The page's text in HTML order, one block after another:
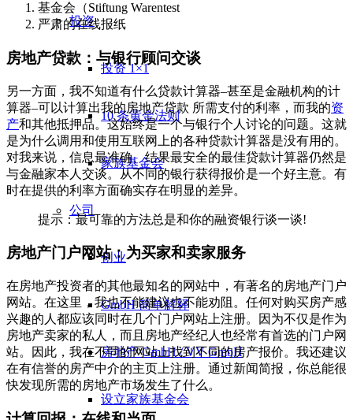
投资
投资 1×1
10 条黄金法则
家族基金会
公司
创业
GmbH 简单解释
房地产 GmbH / VV GmbH
设立家族基金会
基金会（Stiftung Warentest
严肃的在线报纸
房地产贷款：与银行顾问交谈
另一方面，我不知道有什么贷款计算器–甚至是金融机构的计
算器–可以计算出我的房地产贷款 所需支付的利率，而我的资
产和其他抵押品。这始终是一个与银行个人讨论的问题。这就
是为什么调用和使用互联网上的各种贷款计算器是没有用的。
对我来说，信息最准确、结果最安全的最佳贷款计算器仍然是
与金融家本人交谈。从不同的银行获得报价是一个好主意。有
时在提供的利率方面确实存在明显的差异。
提示：最可靠的方法总是和你的融资银行谈一谈!
房地产门户网站：为买家和卖家服务
在房地产投资者的其他最知名的网站中，有著名的房地产门户
网站。在这里，我也不能建议也不能劝阻。任何对购买房产感
兴趣的人都应该同时在几个门户网站上注册。因为不仅是作为
房地产卖家的私人，而且房地产经纪人也经常有首选的门户网
站。因此，我在不同的网站上找到不同的房产报价。我还建议
在有信誉的房产中介的主页上注册。通过新闻简报，你总能很
快发现所需的房地产市场发生了什么。